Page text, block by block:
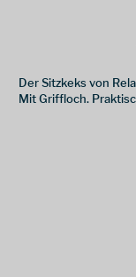
Der Sitzkeks von
Mit Griffloch.